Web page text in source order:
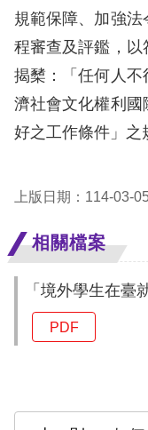
消
息
人
權
業
核
人
公
約
申
規範保障、加強
程審查及評鑑，以
揭櫫：「任何人不
濟社會文化權利國
好之工作條件」之
上版日期：114-03-
相關檔案
「境外學生在臺
PDF